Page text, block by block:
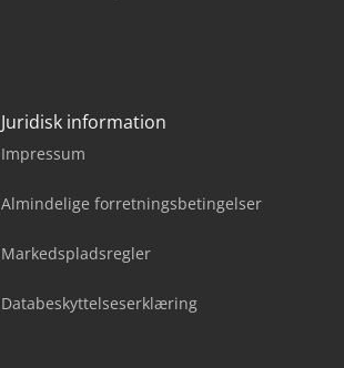
Juridisk information
Impressum
Almindelige forretningsbetingelser
Markedspladsregler
Databeskyttelseserklæring